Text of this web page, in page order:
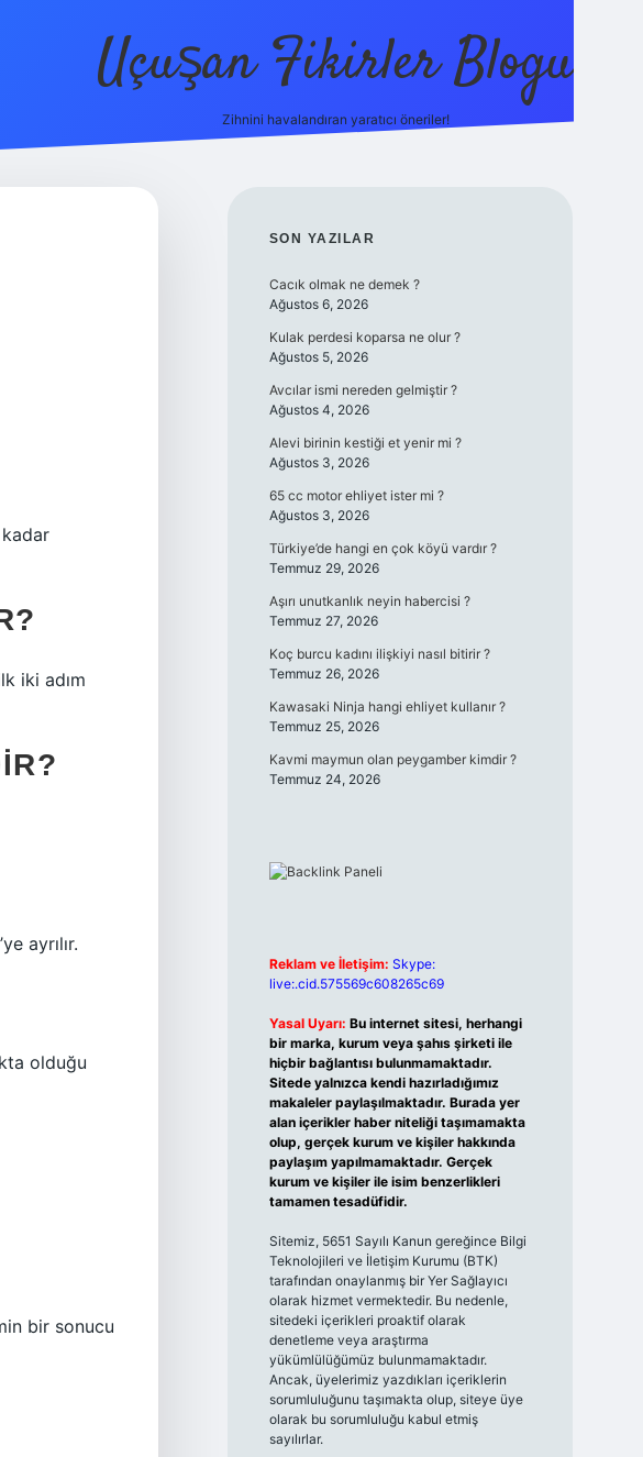
Uçuşan Fikirler Blogu
Zihnini havalandıran yaratıcı öneriler!
kadar
iki adım
ayrılır.
olduğu
bir sonucu
SIDEBAR
SON YAZILAR
Cacık olmak ne demek ?
Ağustos 6, 2026
Kulak perdesi koparsa ne olur ?
Ağustos 5, 2026
Avcılar ismi nereden gelmiştir ?
Ağustos 4, 2026
Alevi birinin kestiği et yenir mi ?
Ağustos 3, 2026
65 cc motor ehliyet ister mi ?
Ağustos 3, 2026
Türkiye’de hangi en çok köyü vardır ?
Temmuz 29, 2026
Aşırı unutkanlık neyin habercisi ?
Temmuz 27, 2026
Koç burcu kadını ilişkiyi nasıl bitirir ?
Temmuz 26, 2026
Kawasaki Ninja hangi ehliyet kullanır ?
Temmuz 25, 2026
Kavmi maymun olan peygamber kimdir ?
Temmuz 24, 2026
Reklam ve İletişim: Skype:
live:.cid.575569c608265c69
Yasal Uyarı: Bu internet sitesi, herhangi
bir marka, kurum veya şahıs şirketi ile
hiçbir bağlantısı bulunmamaktadır.
Sitede yalnızca kendi hazırladığımız
makaleler paylaşılmaktadır. Burada yer
alan içerikler haber niteliği taşımamakta
olup, gerçek kurum ve kişiler hakkında
paylaşım yapılmamaktadır. Gerçek
kurum ve kişiler ile isim benzerlikleri
tamamen tesadüfidir.
Sitemiz, 5651 Sayılı Kanun gereğince Bilgi
Teknolojileri ve İletişim Kurumu (BTK)
tarafından onaylanmış bir Yer Sağlayıcı
olarak hizmet vermektedir. Bu nedenle,
sitedeki içerikleri proaktif olarak
denetleme veya araştırma
yükümlülüğümüz bulunmamaktadır.
Ancak, üyelerimiz yazdıkları içeriklerin
sorumluluğunu taşımakta olup, siteye üye
olarak bu sorumluluğu kabul etmiş
sayılırlar.